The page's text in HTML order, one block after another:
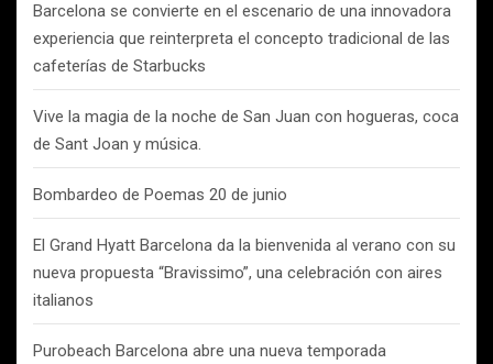
Barcelona se convierte en el escenario de una innovadora
experiencia que reinterpreta el concepto tradicional de las
cafeterías de Starbucks
Vive la magia de la noche de San Juan con hogueras, coca
de Sant Joan y música.
Bombardeo de Poemas 20 de junio
El Grand Hyatt Barcelona da la bienvenida al verano con su
nueva propuesta “Bravissimo”, una celebración con aires
italianos
Purobeach Barcelona abre una nueva temporada